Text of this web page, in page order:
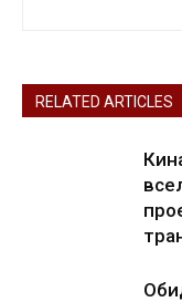
RELATED ARTICLES